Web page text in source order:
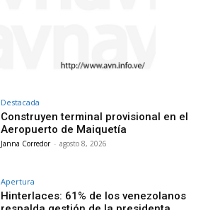
Destacada
Construyen terminal provisional en el
Aeropuerto de Maiquetía
Janna Corredor - agosto 8, 2026
Apertura
Hinterlaces: 61% de los venezolanos